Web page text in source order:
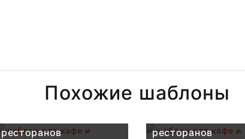
Похожие шаблоны
ресторанов
ресторанов